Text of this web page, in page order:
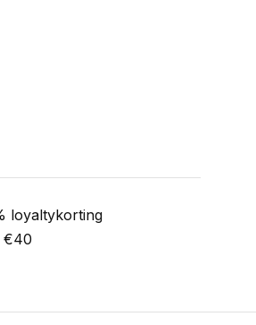
loyaltykorting
€40